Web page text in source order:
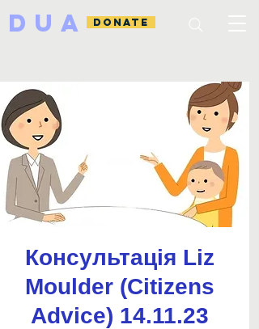
DUA DONATE
Консультація Liz
Moulder (Citizens
Advice) 14.11.23